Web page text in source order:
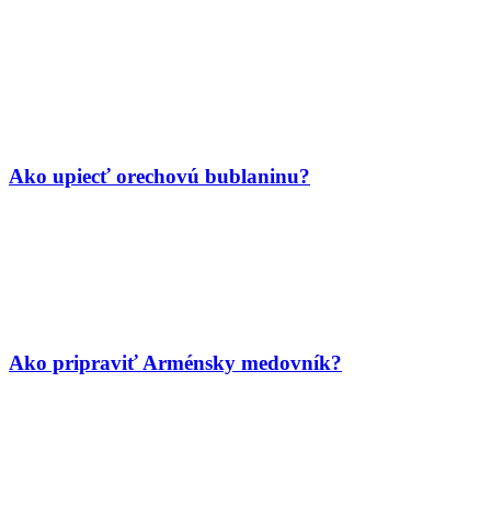
Ako upiecť orechovú bublaninu?
Ako pripraviť Arménsky medovník?